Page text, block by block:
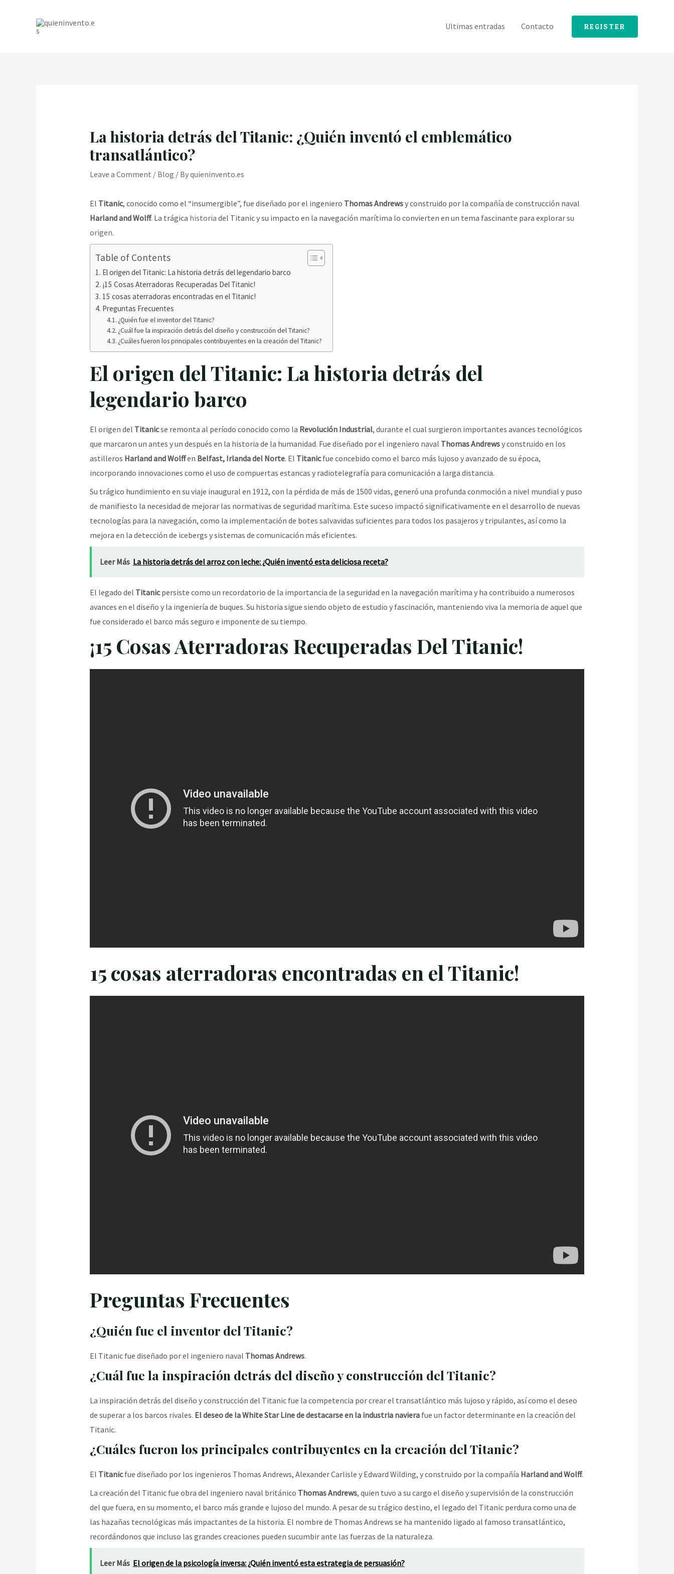
Ultimas entradas Contacto REGISTER
La historia detrás del Titanic: ¿Quién inventó el emblemático
transatlántico?
Leave a Comment / Blog / Byquieninvento.es
El Titanic, conocido como el “insumergible”, fue diseñado por el ingeniero Thomas Andrewsy construido por la compañía de construcción naval
Harland and Wolff. La trágica historia del Titanic y su impacto en la navegación marítima lo convierten en un tema fascinante para explorar su
origen.
Table of Contents
El origen del Titanic: La historia detrás del legendario barco
¡15 Cosas Aterradoras Recuperadas Del Titanic!
15 cosas aterradoras encontradas en el Titanic!
Preguntas Frecuentes
¿Quién fue el inventor del Titanic?
¿Cuál fue la inspiración detrás del diseño y construcción del Titanic?
¿Cuáles fueron los principales contribuyentes en la creación del Titanic?
El origen del Titanic: La historia detrás del
legendario barco
El origen del Titanicse remonta al período conocido como la Revolución Industrial, durante el cual surgieron importantes avances tecnológicos
que marcaron un antes y un después en la historia de la humanidad. Fue diseñado por el ingeniero naval Thomas Andrewsy construido en los
astilleros Harland and Wolffen Belfast, Irlanda del Norte. El Titanicfue concebido como el barco más lujoso y avanzado de su época,
incorporando innovaciones como el uso de compuertas estancas y radiotelegrafía para comunicación a larga distancia.
Su trágico hundimiento en su viaje inaugural en 1912, con la pérdida de más de 1500 vidas, generó una profunda conmoción a nivel mundial y puso
de manifiesto la necesidad de mejorar las normativas de seguridad marítima. Este suceso impactó significativamente en el desarrollo de nuevas
tecnologías para la navegación, como la implementación de botes salvavidas suficientes para todos los pasajeros y tripulantes, así como la
mejora en la detección de icebergs y sistemas de comunicación más eficientes.
Leer Más La historia detrás del arroz con leche: ¿Quién inventó esta deliciosa receta?
El legado del Titanicpersiste como un recordatorio de la importancia de la seguridad en la navegación marítima y ha contribuido a numerosos
avances en el diseño y la ingeniería de buques. Su historia sigue siendo objeto de estudio y fascinación, manteniendo viva la memoria de aquel que
fue considerado el barco más seguro e imponente de su tiempo.
¡15 Cosas Aterradoras Recuperadas Del Titanic!
15 cosas aterradoras encontradas en el Titanic!
Preguntas Frecuentes
¿Quién fue el inventor del Titanic?
El Titanic fue diseñado por el ingeniero naval Thomas Andrews.
¿Cuál fue la inspiración detrás del diseño y construcción del Titanic?
La inspiración detrás del diseño y construcción del Titanic fue la competencia por crear el transatlántico más lujoso y rápido, así como el deseo
de superar a los barcos rivales. El deseo de la White Star Line de destacarse en la industria naviera fue un factor determinante en la creación del
Titanic.
¿Cuáles fueron los principales contribuyentes en la creación del Titanic?
El Titanicfue diseñado por los ingenieros Thomas Andrews, Alexander Carlisle y Edward Wilding, y construido por la compañía Harland and Wolff.
La creación del Titanic fue obra del ingeniero naval británico Thomas Andrews, quien tuvo a su cargo el diseño y supervisión de la construcción
del que fuera, en su momento, el barco más grande e lujoso del mundo. A pesar de su trágico destino, el legado del Titanic perdura como una de
las hazañas tecnológicas más impactantes de la historia. El nombre de Thomas Andrews se ha mantenido ligado al famoso transatlántico,
recordándonos que incluso las grandes creaciones pueden sucumbir ante las fuerzas de la naturaleza.
Leer Más El origen de la psicología inversa: ¿Quién inventó esta estrategia de persuasión?